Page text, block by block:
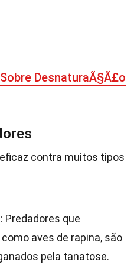
DesnaturaÃ§Ã£o
contra muitos tipos
: Predadores que
aves de rapina, são
pela tanatose.